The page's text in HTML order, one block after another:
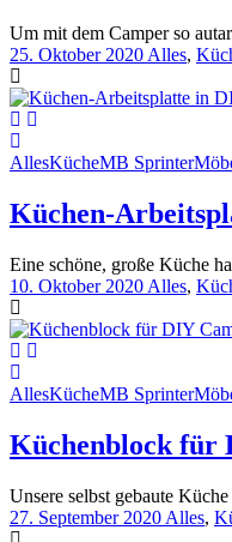
Um mit dem Camper so
25. Oktober 2020 Alles,
AllesKücheMB Sprinter
Küchen-
Eine schöne, große Küche
10. Oktober 2020 Alles,
AllesKücheMB Sprinter
Küchenblock für
Unsere selbst gebaute
27. September 2020 Alles,